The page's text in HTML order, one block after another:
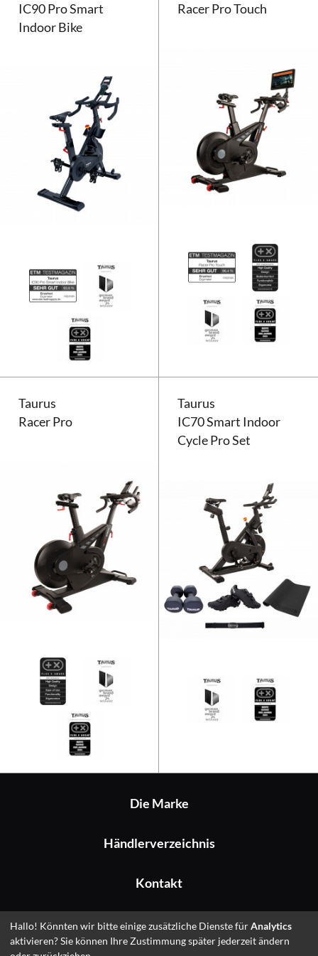
IC90 Pro Smart
Indoor Bike
Taurus IC90 Pro Smart Indoor
Racer Pro Touch
Taurus
Racer Pro
Taurus
IC70 Smart Indoor
Cycle Pro Set
Die Marke
Händlerverzeichnis
Kontakt
Impressum
Hallo! Könnten wir bitte einige zusätzliche Dienste fürAnalytics
aktivieren? Sie können Ihre Zustimmung später jederzeit ändern